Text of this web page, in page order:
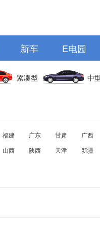
新车 E电园
紧凑型 中
福建 广东 甘肃
广西
山西 陕西 天津 新疆